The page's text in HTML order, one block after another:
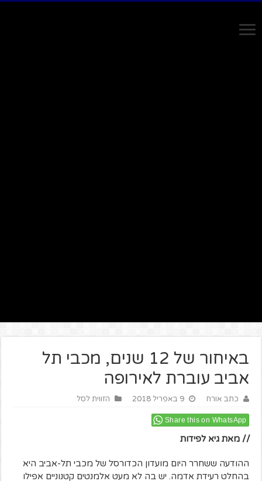
באיחור של 12 שנים, מכבי תל
אביב עוברת לאירופה
כתב אורח 9 באפריל 2018 הזווית לסל
Share this on WhatsApp
// מאת גיא לפידות
ההודעה ששחרר היום מועדון הכדורסל של מכבי תל-אביב היא
בהחלט רעידת אדמה. יש בה לא מעט אלמנטים קטנוניים אפילו